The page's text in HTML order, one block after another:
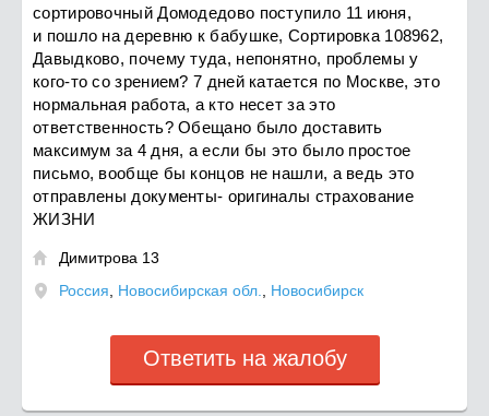
сортировочный Домодедово поступило 11 июня,
и пошло на деревню к бабушке, Сортировка 108962,
Давыдково, почему туда, непонятно, проблемы у
кого-то со зрением? 7 дней катается по Москве, это
нормальная работа, а кто несет за это
ответственность? Обещано было доставить
максимум за 4 дня, а если бы это было простое
письмо, вообще бы концов не нашли, а ведь это
отправлены документы- оригиналы страхование
ЖИЗНИ

Димитрова 13
Россия
Новосибирская обл. Новосибирск
Ответить на жалобу